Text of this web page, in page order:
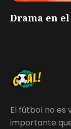
Drama en
El fútbol no es
importante